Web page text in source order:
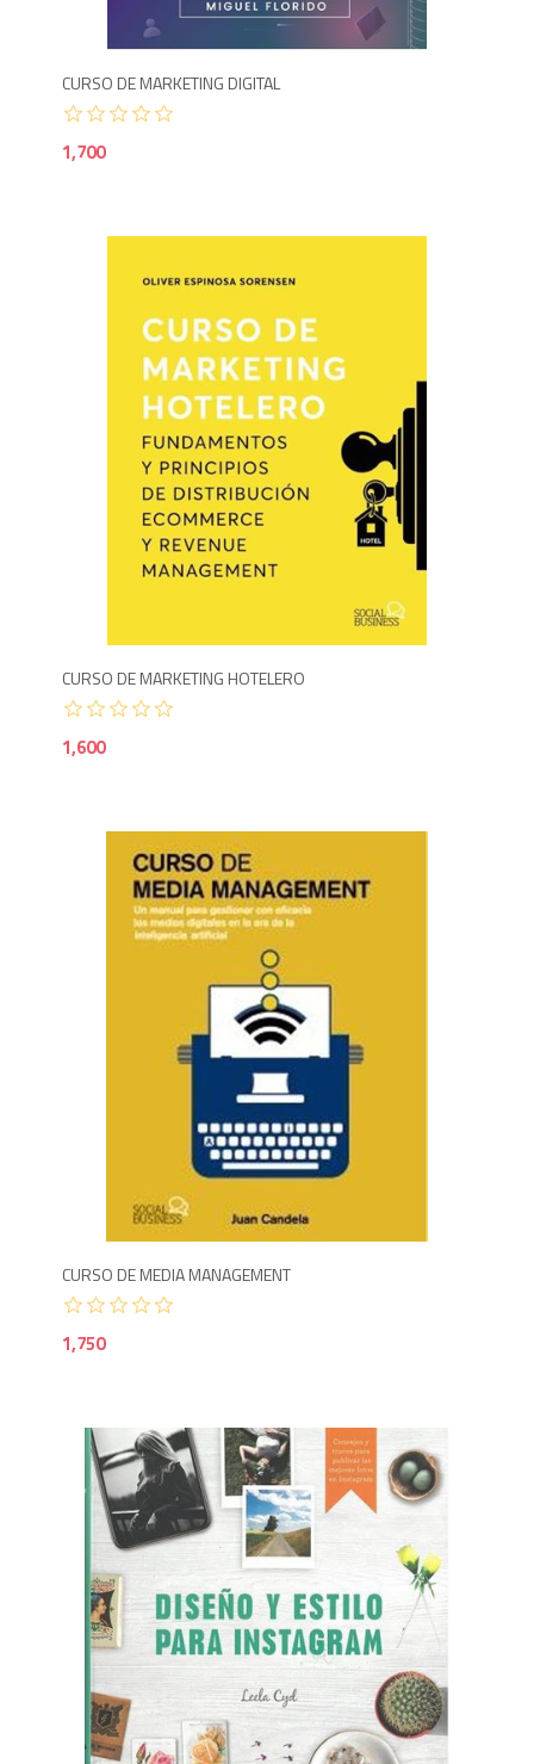
CURSO DE MARKETING DIGITAL
1,700
CURSO DE MARKETING HOTELERO
1,600
CURSO DE MEDIA MANAGEMENT
1,750